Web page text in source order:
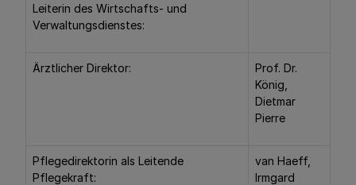
Leiterin des Wirtschafts- und
Verwaltungsdienstes:
Ärztlicher Direktor:
Prof. Dr.
König,
Dietmar
Pierre
Pflegedirektorin als Leitende
Pflegekraft:
van Haeff,
Irmgard